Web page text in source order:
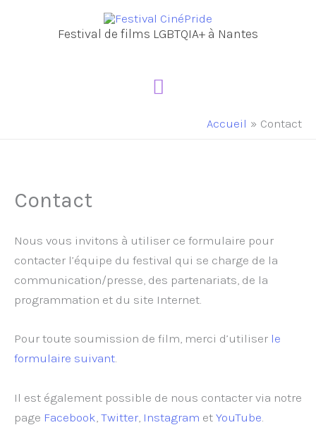
Festival de films LGBTQIA+ à Nantes
Menu
principal
Accueil Contact
Contact
Nous vous invitons à utiliser ce formulaire pour
contacter l’équipe du festival qui se charge de la
communication/presse, des partenariats, de la
programmation et du site Internet.
Pour toute soumission de film, merci d’utiliser le
formulaire suivant.
Il est également possible de nous contacter via notre
page Facebook Twitter Instagram et YouTube